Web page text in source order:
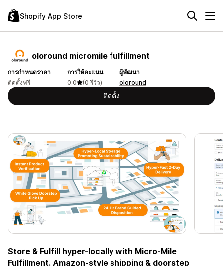
Shopify App Store
oloround micromile fulfillment
การกำหนดราคา
ติดตั้งฟรี
การให้คะแนน
0.0
(0 รีวิว)
ผู้พัฒนา
oloround
ติดตั้ง
Store & Fulfill hyper-locally with Micro-Mile
Fulfillment. Amazon-style shipping & doorstep